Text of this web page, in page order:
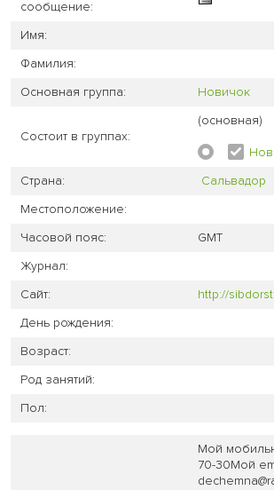
сообщение:
Имя:
Фамилия:
Основная группа:
Новичок
Состоит в группах:
(основная)
Страна:
Сальвадор
Местоположение:
Часовой пояс:
GMT
Журнал:
Сайт:
http://
День рождения:
Возраст:
Род занятий:
Пол:
Мой
70-30Мой